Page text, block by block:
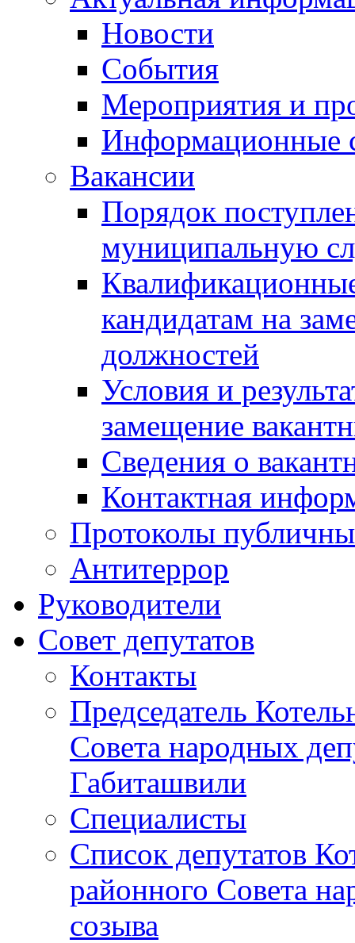
Новости
События
Мероприятия и
Информационные
Вакансии
Порядок
муниципальную
кандидатам на
должностей
Условия и
замещение
Сведения о
Контактная
Протоколы
Антитеррор
Руководители
Совет депутатов
Контакты
Председатель
Совета народных
Габиташвили
Специалисты
Список депутатов
районного Совета
созыва